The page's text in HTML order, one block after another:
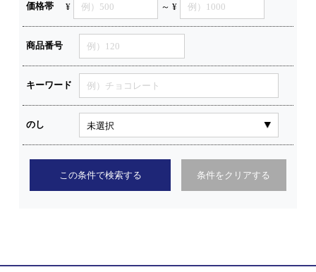
価格帯 ¥ ～ ¥
商品番号
キーワード
のし
この条件で検索する 条件をクリアする